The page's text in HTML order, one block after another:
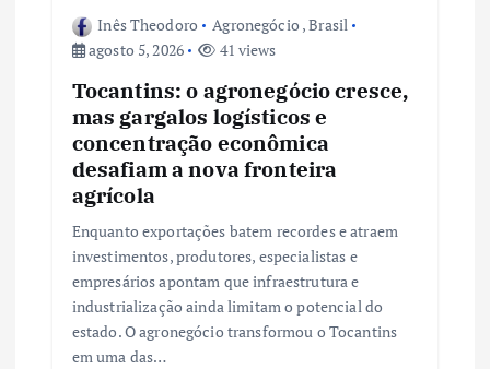
Inês Theodoro Agronegócio ,Brasil
agosto 5, 2026
41 views
Tocantins: o agronegócio cresce,
mas gargalos logísticos e
concentração econômica
desafiam a nova fronteira
agrícola
Enquanto exportações batem recordes e atraem
investimentos, produtores, especialistas e
empresários apontam que infraestrutura e
industrialização ainda limitam o potencial do
estado. O agronegócio transformou o Tocantins
em uma das…